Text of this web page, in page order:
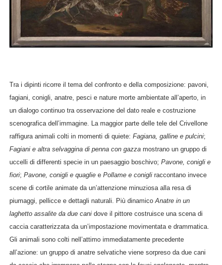
Tra i dipinti ricorre il tema del confronto e della composizione: pavoni,
fagiani, conigli, anatre, pesci e nature morte ambientate all’aperto, in
un dialogo continuo tra osservazione del dato reale e costruzione
scenografica dell’immagine. La maggior parte delle tele del Crivellone
raffigura animali colti in momenti di quiete: Fagiana, galline e pulcini;
Fagiani e altra selvaggina di penna con gazzamostrano un gruppo di
uccelli di differenti specie in un paesaggio boschivo; Pavone, conigli e
fiori; Pavone, conigli e quagliee Pollame e conigliraccontano invece
scene di cortile animate da un’attenzione minuziosa alla resa di
piumaggi, pellicce e dettagli naturali. Più dinamicoAnatre in un
laghetto assalite da due canidove il pittore costruisce una scena di
caccia caratterizzata da un’impostazione movimentata e drammatica.
Gli animali sono colti nell’attimo immediatamente precedente
all’azione: un gruppo di anatre selvatiche viene sorpreso da due cani